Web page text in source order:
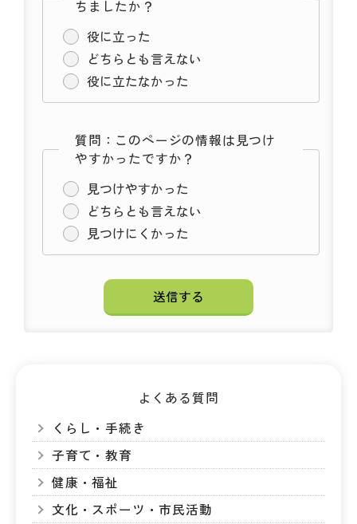
ちましたか？
役に立った
どちらとも言えない
役に立たなかった
質問：このページの情報は見つけ
やすかったですか？
見つけやすかった
どちらとも言えない
見つけにくかった
よくある質問
くらし・手続き
子育て・教育
健康・福祉
文化・スポーツ・市民活動